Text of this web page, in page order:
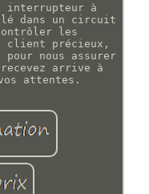
interrupteur à
dans un circuit
les
client précieux,
pour nous assurer
arrive à
attentes.